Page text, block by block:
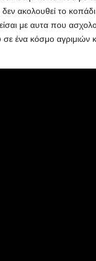
ακολουθεί το κοπάδι
με αυτα που
ένα κόσμο αγριμιών